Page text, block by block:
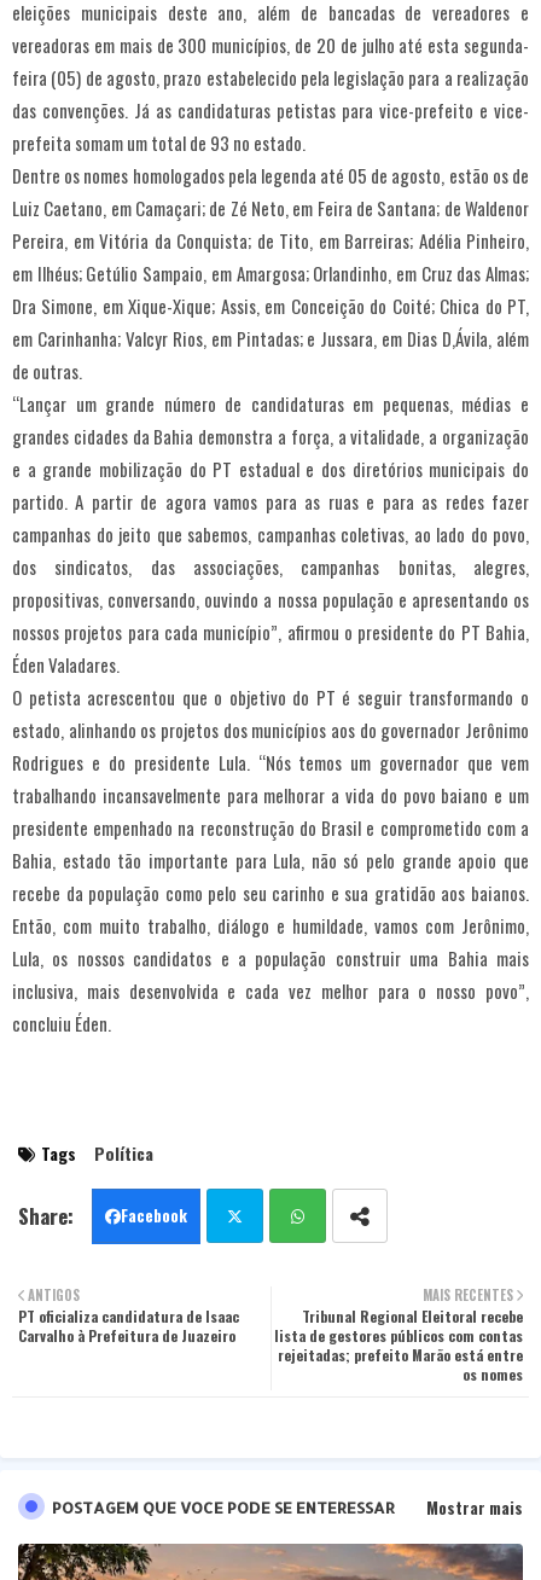
eleições municipais deste ano, além de bancadas de vereadores e
vereadoras em mais de 300 municípios, de 20 de julho até esta segunda-
feira (05) de agosto, prazo estabelecido pela legislação para a realização
das convenções. Já as candidaturas petistas para vice-prefeito e vice-
prefeita somam um total de 93 no estado.
Dentre os nomes homologados pela legenda até 05 de agosto, estão os de
Luiz Caetano, em Camaçari; de Zé Neto, em Feira de Santana; de Waldenor
Pereira, em Vitória da Conquista; de Tito, em Barreiras; Adélia Pinheiro,
em Ilhéus; Getúlio Sampaio, em Amargosa; Orlandinho, em Cruz das Almas;
Dra Simone, em Xique-Xique; Assis, em Conceição do Coité; Chica do PT,
em Carinhanha; Valcyr Rios, em Pintadas; e Jussara, em Dias D,Ávila, além
de outras.
“Lançar um grande número de candidaturas em pequenas, médias e
grandes cidades da Bahia demonstra a força, a vitalidade, a organização
e a grande mobilização do PT estadual e dos diretórios municipais do
partido. A partir de agora vamos para as ruas e para as redes fazer
campanhas do jeito que sabemos, campanhas coletivas, ao lado do povo,
dos sindicatos, das associações, campanhas bonitas, alegres,
propositivas, conversando, ouvindo a nossa população e apresentando os
nossos projetos para cada município”, afirmou o presidente do PT Bahia,
Éden Valadares.
O petista acrescentou que o objetivo do PT é seguir transformando o
estado, alinhando os projetos dos municípios aos do governador Jerônimo
Rodrigues e do presidente Lula. “Nós temos um governador que vem
trabalhando incansavelmente para melhorar a vida do povo baiano e um
presidente empenhado na reconstrução do Brasil e comprometido com a
Bahia, estado tão importante para Lula, não só pelo grande apoio que
recebe da população como pelo seu carinho e sua gratidão aos baianos.
Então, com muito trabalho, diálogo e humildade, vamos com Jerônimo,
Lula, os nossos candidatos e a população construir uma Bahia mais
inclusiva, mais desenvolvida e cada vez melhor para o nosso povo”,
concluiu Éden.
Tags Política
Facebook
ter tsa
pp
MAIS RECENTES
Tribunal Regional Eleitoral recebe
lista de gestores públicos com contas
rejeitadas; prefeito Marão está entre
os nomes
ANTIGOS
PT oficializa candidatura de Isaac
Carvalho à Prefeitura de Juazeiro
POSTAGEM QUE VOCE PODE SE ENTERESSAR Mostrar mais